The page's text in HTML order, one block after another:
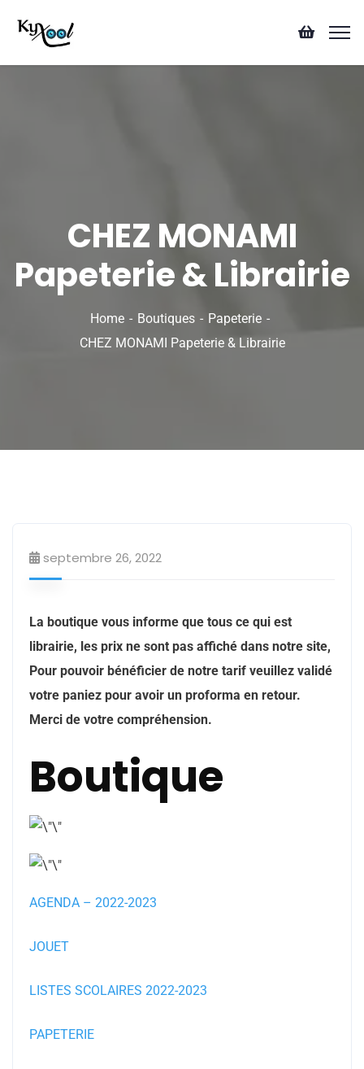
CHEZ MONAMI
Papeterie & Librairie
Home Boutiques
Papeterie
CHEZ MONAMI Papeterie & Librairie
septembre 26, 2022
La boutique vous informe que tous ce qui est
librairie, les prix ne sont pas affiché dans notre site,
Pour pouvoir bénéficier de notre tarif veuillez validé
votre paniez pour avoir un proforma en retour.
Merci de votre compréhension.
Boutique
AGENDA – 2022-2023
JOUET
LISTES SCOLAIRES 2022-2023
PAPETERIE